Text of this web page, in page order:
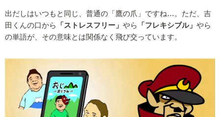
出だしはいつもと同じ、普通の「鷹の爪」ですね…。ただ、吉
田くんの口から
「ストレスフリー」 やら 「フレキシブル」 やら
の単語が、その意味とは関係なく飛び交っています。